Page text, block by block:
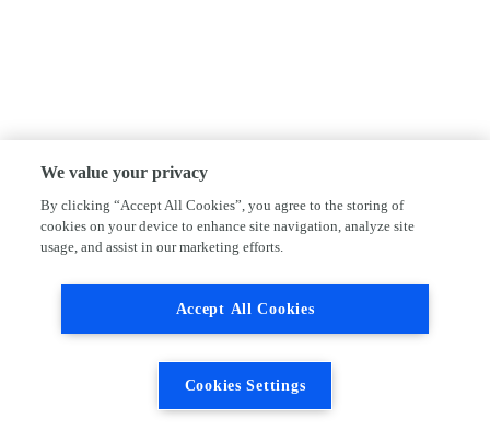
We value your privacy
By clicking “Accept All Cookies”, you agree to the storing of
cookies on your device to enhance site navigation, analyze site
usage, and assist in our marketing efforts.
Accept All Cookies
Cookies Settings